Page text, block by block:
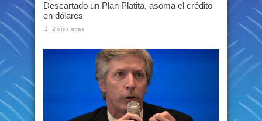
Descartado un Plan Platita, asoma el crédito
en dólares
2 días atras